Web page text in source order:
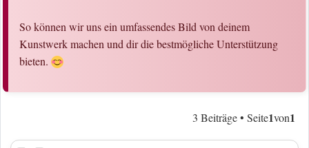
So können wir uns ein umfassendes Bild von deinem
Kunstwerk machen und dir die bestmögliche Unterstützung
bieten.
3 Beiträge • Seite1von1